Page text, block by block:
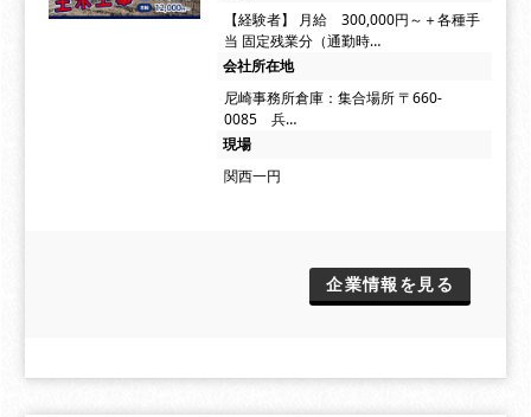
【経験者】 月給 300,000円～＋各種手
当 固定残業分（通勤時…
会社所在地
尼崎事務所倉庫：集合場所 〒660-
0085 兵…
現場
関西一円
企業情報を見る